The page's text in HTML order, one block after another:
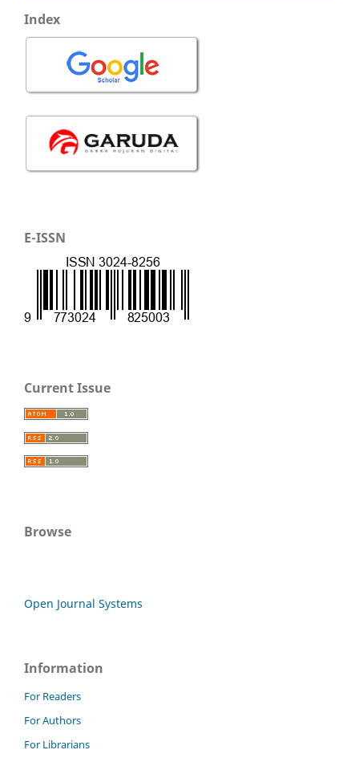
Index
E-ISSN
Current Issue
Browse
Open Journal Systems
Information
For Readers
For Authors
For Librarians